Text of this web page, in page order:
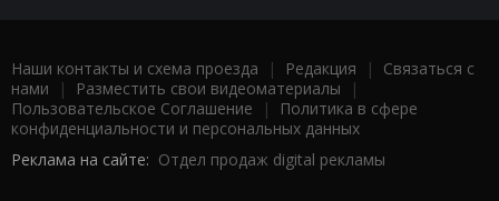
Наши контакты и схема проезда | Редакция | Связаться с
нами | Разместить свои видеоматериалы |
Пользовательское Соглашение |
Политика в сфере
конфиденциальности и персональных данных
Реклама на сайте: Отдел продаж digital рекламы